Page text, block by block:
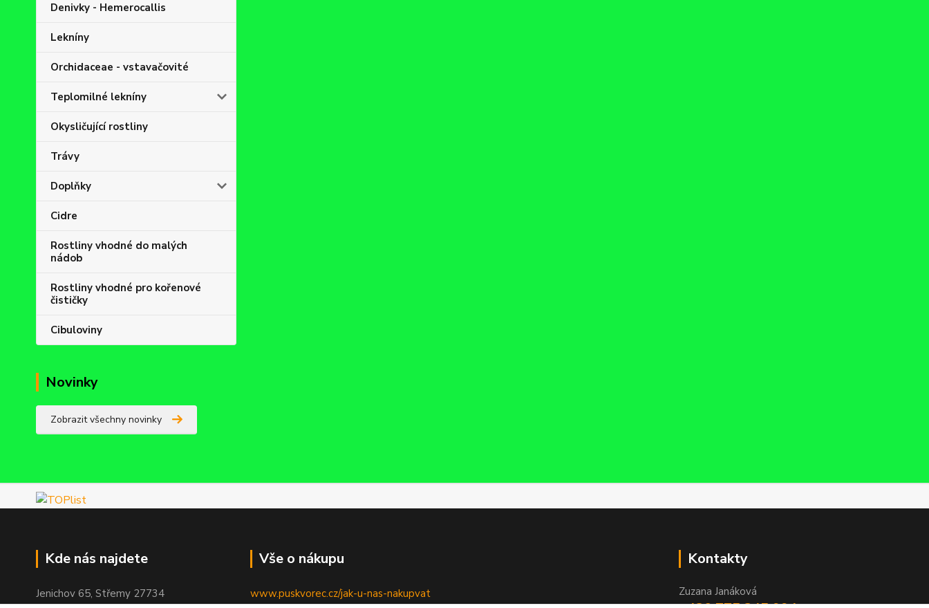
Denivky - Hemerocallis
Lekníny
Orchidaceae - vstavačovité
Teplomilné lekníny
Okysličující rostliny
Trávy
Doplňky
Cidre
Rostliny vhodné do malých
nádob
Rostliny vhodné pro kořenové
čističky
Cibuloviny
Novinky
Zobrazit všechny novinky
Kde nás najdete
Jenichov 65, Střemy 27734
Vše o nákupu
www.puskvorec.cz/jak-u-nas-nakupvat
Kontakty
Zuzana Janáková